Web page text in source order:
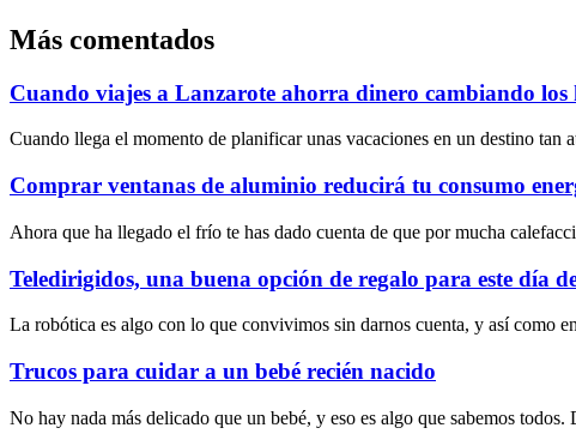
Más comentados
Cuando viajes a Lanzarote ahorra dinero cambiando los
Cuando llega el momento de planificar unas vacaciones en un destino
Comprar ventanas de aluminio reducirá tu consumo
Ahora que ha llegado el frío te has dado cuenta de que por mucha
Teledirigidos, una buena opción de regalo para este día
La robótica es algo con lo que convivimos sin darnos cuenta, y así como
Trucos para cuidar a un bebé recién nacido
No hay nada más delicado que un bebé, y eso es algo que sabemos